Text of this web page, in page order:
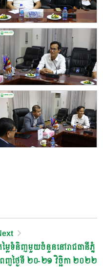
ម្លៃទំនិញមួយចំនួននៅរាជធានីភ្នំ
េញថ្ងៃទី ២០-២១ វិច្ឆិកា ២០២២